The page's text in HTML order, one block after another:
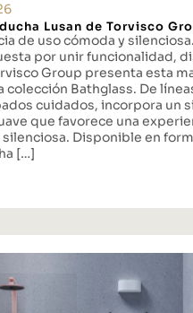
Lusan de Torvisco
de uso cómoda y
por unir funcionalidad,
Group presenta esta
colección Bathglass. De
cuidados, incorpora un
que favorece una
silenciosa. Disponible en
[…]